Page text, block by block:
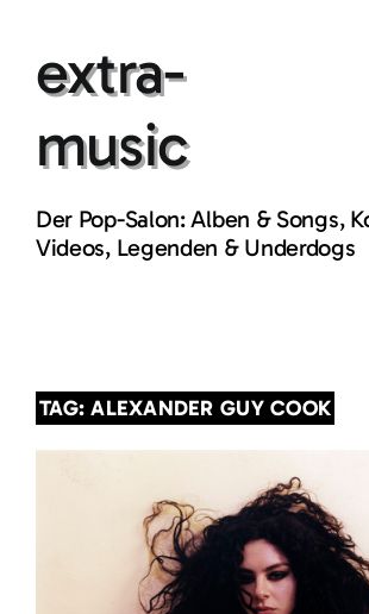
contentextra-
music
Der Pop-Salon: Alben & Songs,
Videos, Legenden & Underdogs
TAG: ALEXANDER GUY COOK